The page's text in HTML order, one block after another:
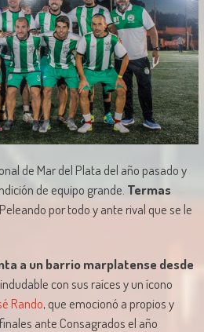
de Mar del Plata del año pasado y
de equipo grande. Termas
Peleando por todo y ante rival que se le
a un barrio marplatense desde
con sus raíces y un ícono
Rando, que emocionó a propios y
ante Consagrados el año